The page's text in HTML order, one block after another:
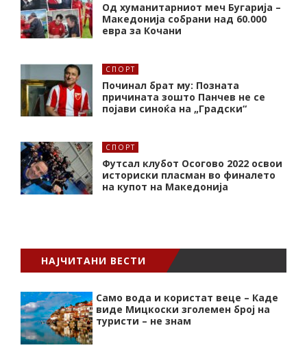
Од хуманитарниот меч Бугарија –
Македонија собрани над 60.000
евра за Кочани
СПОРТ
Починал брат му: Позната
причината зошто Панчев не се
појави синоќа на „Градски“
СПОРТ
Футсал клубот Осогово 2022 освои
историски пласман во финалето
на купот на Македонија
НАЈЧИТАНИ ВЕСТИ
Само вода и користат веце – Каде
виде Мицкоски зголемен број на
туристи – не знам